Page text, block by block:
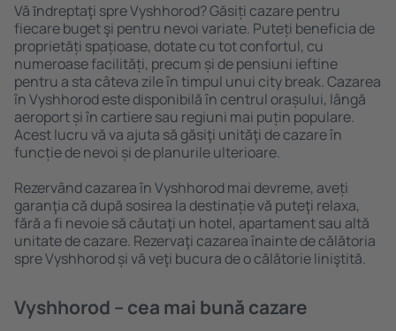
Vă ȋndreptaţi spre Vyshhorod? Găsiți cazare pentru
fiecare buget şi pentru nevoi variate. Puteți beneficia de
proprietăți spațioase, dotate cu tot confortul, cu
numeroase facilități, precum și de pensiuni ieftine
pentru a sta câteva zile în timpul unui city break. Cazarea
în Vyshhorod este disponibilă în centrul orașului, lângă
aeroport și în cartiere sau regiuni mai puțin populare.
Acest lucru vă va ajuta să găsiţi unităţi de cazare în
funcție de nevoi și de planurile ulterioare.
Rezervând cazarea în Vyshhorod mai devreme, aveți
garanţia că după sosirea la destinație vă puteţi relaxa,
fără a fi nevoie să căutaţi un hotel, apartament sau altă
unitate de cazare. Rezervaţi cazarea înainte de călătoria
spre Vyshhorod și vă veţi bucura de o călătorie liniştită.
Vyshhorod – cea mai bună cazare